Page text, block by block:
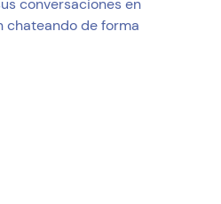
conversaciones en
chateando de forma